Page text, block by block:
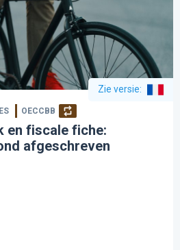
Zie versie:
OECCBB
en fiscale fiche:
afgeschreven